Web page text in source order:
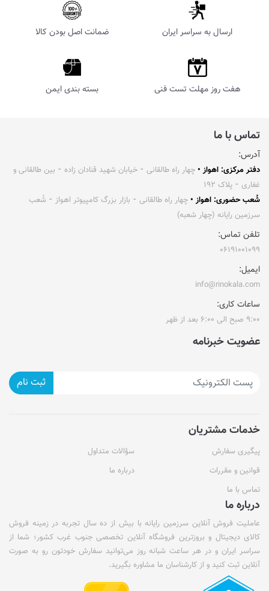
ارسال به سراسر ایران ضمانت اصل بودن کالا
هفت روز مهلت تست فنی بسته بندی ایمن
تماس با ما
آدرس:
دفتر مرکزی: اهواز • چهار راه طالقانی ⁃ خیابان شهید قنادان زاده ⁃ بین طالقانی و
غفاری ⁃ پلاک ۱۹۲
شُعب حضوری: اهواز • چهار راه طالقانی ⁃ بازار بزرگ کامپیوتر اهواز ⁃ شُعب
سرزمین رایانه (چهار شعبه)
تلفن تماس:
۰۶۱۹۱۰۰۱۰۹۹
ایمیل:
info@rinokala.com
ساعات کاری:
۹:۰۰ صبح الی ۶:۰۰ بعد از ظهر
عضویت خبرنامه
ثبت نام
خدمات مشتریان
پیگیری سفارش
سؤالات متداول
قوانین و مقررات
درباره ما
تماس با ما
درباره ما
عاملیت فروش آنلاین سرزمین رایانه با بیش از ده سال تجربه در زمینه فروش
کالای دیجیتال و بروزترین فروشگاه آنلاین تخصصی جنوب غرب کشور؛ شما از
سراسر ایران و در هر ساعت شبانه روز می‌توانید سفارش خودتون رو به صورت
آنلاین ثبت کنید و از کارشناسان ما مشاوره بگیرید.